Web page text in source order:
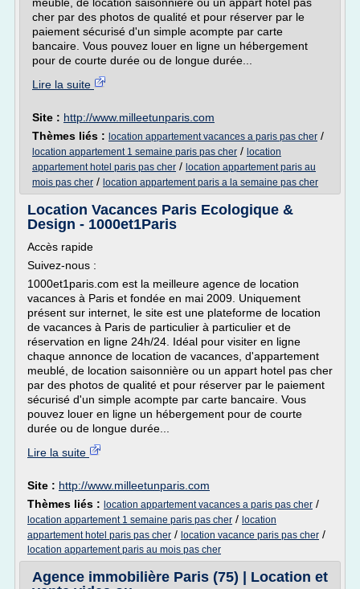
cher par des photos de qualité et pour réserver par le
paiement sécurisé d'un simple acompte par carte
bancaire. Vous pouvez louer en ligne un hébergement
pour de courte durée ou de longue durée...
Lire la suite
Site : http://www.milleetunparis.com
Thèmes liés : location appartement vacances a paris pas cher /
location appartement 1 semaine paris pas cher / location
appartement hotel paris pas cher / location appartement paris au
mois pas cher / location appartement paris a la semaine pas cher
Location Vacances Paris Ecologique &
Design - 1000et1Paris
Accès rapide
Suivez-nous :
1000et1paris.com est la meilleure agence de location
vacances à Paris et fondée en mai 2009. Uniquement
présent sur internet, le site est une plateforme de location
de vacances à Paris de particulier à particulier et de
réservation en ligne 24h/24. Idéal pour visiter en ligne
chaque annonce de location de vacances, d'appartement
meublé, de location saisonnière ou un appart hotel pas cher
par des photos de qualité et pour réserver par le paiement
sécurisé d'un simple acompte par carte bancaire. Vous
pouvez louer en ligne un hébergement pour de courte
durée ou de longue durée...
Lire la suite
Site : http://www.milleetunparis.com
Thèmes liés : location appartement vacances a paris pas cher /
location appartement 1 semaine paris pas cher / location
appartement hotel paris pas cher / location vacance paris pas cher /
location appartement paris au mois pas cher
Agence immobilière Paris (75) | Location et